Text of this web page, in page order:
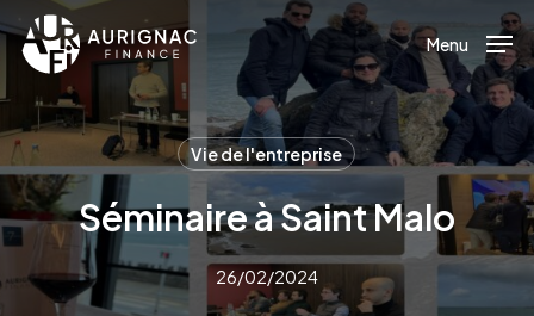
main
content
Menu
Vie de l'entreprise
Séminaire à Saint Malo
26/02/2024
Menu